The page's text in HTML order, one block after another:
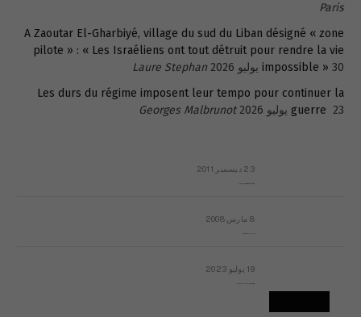
Paris
A Zaoutar El-Gharbiyé, village du sud du Liban désigné « zone
pilote » : « Les Israéliens ont tout détruit pour rendre la vie
impossible » 30 يوليو 2026
Laure Stephan
Les durs du régime imposent leur tempo pour continuer la
guerre 23 يوليو 2026 Georges Malbrunot
23 ديسمبر 2011
8 مارس 2008
19 يوليو 2023